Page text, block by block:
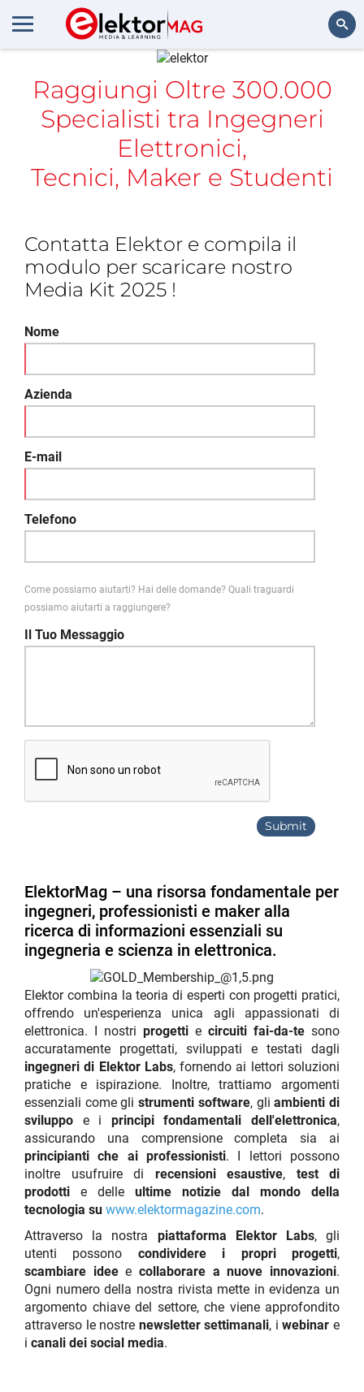
Raggiungi Oltre 300.000
Specialisti tra Ingegneri
Elettronici,
Tecnici, Maker e Studenti
Contatta Elektor e compila il
modulo per scaricare nostro
Media Kit 2025 !
Nome
Azienda
E-mail
Telefono
Come possiamo aiutarti? Hai delle domande? Quali traguardi
possiamo aiutarti a raggiungere?
Il Tuo Messaggio
ElektorMag – una risorsa fondamentale per
ingegneri, professionisti e maker alla
ricerca di informazioni essenziali su
ingegneria e scienza in elettronica.
Elektor combina la teoria di esperti con progetti pratici,
offrendo un'esperienza unica agli appassionati di
elettronica. I nostri progetti e circuiti fai-da-te sono
accuratamente progettati, sviluppati e testati dagli
ingegneri di Elektor Labs, fornendo ai lettori soluzioni
pratiche e ispirazione. Inoltre, trattiamo argomenti
essenziali come glistrumenti software, gliambienti di
sviluppo e i principi fondamentali dell'elettronica,
assicurando una comprensione completa sia ai
principianti che ai professionisti. I lettori possono
inoltre usufruire di recensioni esaustive, test di
prodotti e delle ultime notizie dal mondo della
tecnologia su www.elektormagazine.com.
Attraverso la nostra piattaforma Elektor Labs, gli
utenti possono condividere i propri progetti,
scambiare ideeecollaborare a nuove innovazioni.
Ogni numero della nostra rivista mette in evidenza un
argomento chiave del settore, che viene approfondito
attraverso le nostre newsletter settimanali, iwebinar e
i canali dei social media.